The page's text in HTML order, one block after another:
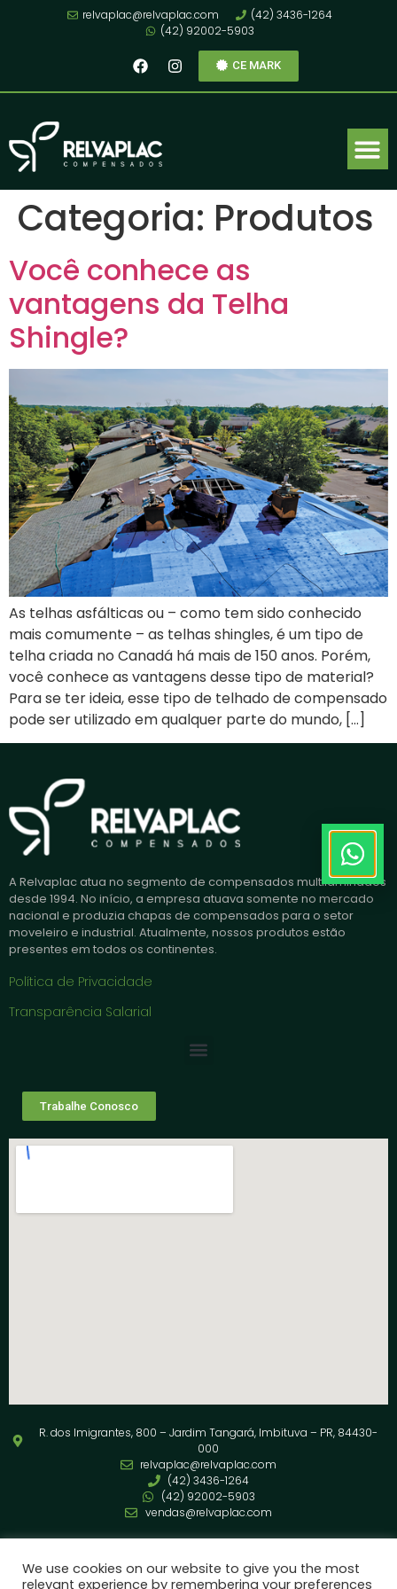
relvaplac@relvaplac.com
(42) 3436-1264
(42) 92002-5903
CE MARK
Categoria: Produtos
Você conhece as
vantagens da Telha
Shingle?
As telhas asfálticas ou – como tem sido conhecido
mais comumente – as telhas shingles, é um tipo de
telha criada no Canadá há mais de 150 anos. Porém,
você conhece as vantagens desse tipo de material?
Para se ter ideia, esse tipo de telhado de compensado
pode ser utilizado em qualquer parte do mundo, […]
A Relvaplac atua no segmento de compensados multilaminados
desde 1994. No início, a empresa atuava somente no mercado
nacional e produzia chapas de compensados para o setor
moveleiro e industrial. Atualmente, nossos produtos estão
presentes em todos os continentes.
Política de Privacidade
Transparência Salarial
Trabalhe Conosco
R. dos Imigrantes, 800 – Jardim Tangará, Imbituva – PR, 84430-
000
relvaplac@relvaplac.com
(42) 3436-1264
(42) 92002-5903
vendas@relvaplac.com
We use cookies on our website to give you the most
relevant experience by remembering your preferences